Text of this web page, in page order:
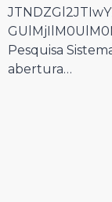
Pesquisa
abertura…